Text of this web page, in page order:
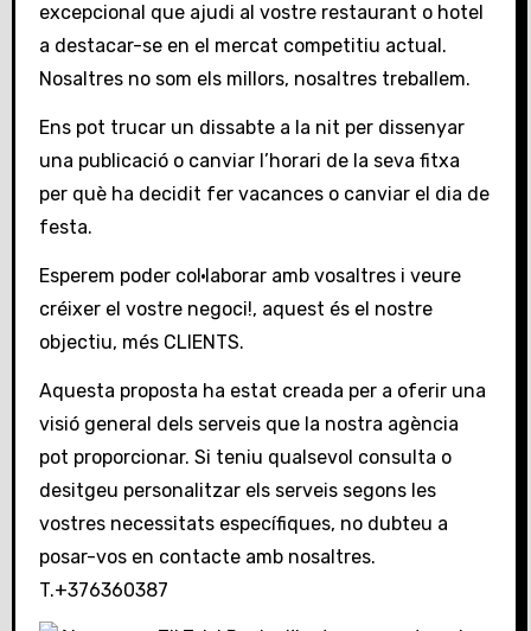
excepcional que ajudi al vostre restaurant o hotel
a destacar-se en el mercat competitiu actual.
Nosaltres no som els millors, nosaltres treballem.
Ens pot trucar un dissabte a la nit per dissenyar
una publicació o canviar l’horari de la seva fitxa
per què ha decidit fer vacances o canviar el dia de
festa.
Esperem poder col·laborar amb vosaltres i veure
créixer el vostre negoci!, aquest és el nostre
objectiu, més CLIENTS.
Aquesta proposta ha estat creada per a oferir una
visió general dels serveis que la nostra agència
pot proporcionar. Si teniu qualsevol consulta o
desitgeu personalitzar els serveis segons les
vostres necessitats específiques, no dubteu a
posar-vos en contacte amb nosaltres.
T.+376360387